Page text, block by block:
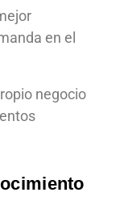
en el
negocio